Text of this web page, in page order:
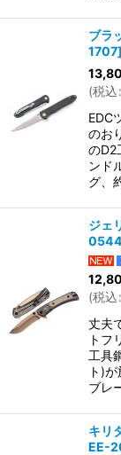
ブラ
1707]
(税込:
EDC
のお
のD2
ンド
グ、
ジェ
0544
(税込:
丈夫
トフ
工具
ト)
ブレ
キリ
EE-